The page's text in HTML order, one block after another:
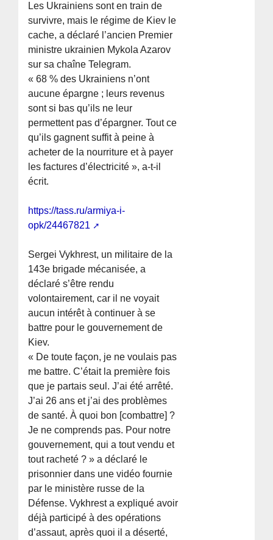
Les Ukrainiens sont en train de
survivre, mais le régime de Kiev le
cache, a déclaré l’ancien Premier
ministre ukrainien Mykola Azarov
sur sa chaîne Telegram.
« 68 % des Ukrainiens n’ont
aucune épargne ; leurs revenus
sont si bas qu’ils ne leur
permettent pas d’épargner. Tout ce
qu’ils gagnent suffit à peine à
acheter de la nourriture et à payer
les factures d’électricité », a-t-il
écrit.
https://tass.ru/armiya-i-
opk/24467821
Sergei Vykhrest, un militaire de la
143e brigade mécanisée, a
déclaré s’être rendu
volontairement, car il ne voyait
aucun intérêt à continuer à se
battre pour le gouvernement de
Kiev.
« De toute façon, je ne voulais pas
me battre. C’était la première fois
que je partais seul. J’ai été arrêté.
J’ai 26 ans et j’ai des problèmes
de santé. À quoi bon [combattre] ?
Je ne comprends pas. Pour notre
gouvernement, qui a tout vendu et
tout racheté ? » a déclaré le
prisonnier dans une vidéo fournie
par le ministère russe de la
Défense. Vykhrest a expliqué avoir
déjà participé à des opérations
d’assaut, après quoi il a déserté,